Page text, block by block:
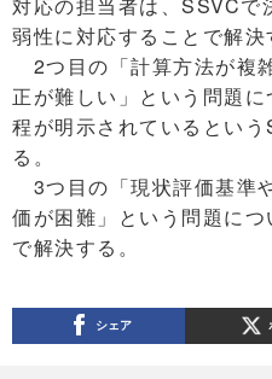
弱性に対応することで解決
2つ目の「計算方法が複
正が難しい」という問題
程が明示されているとい
る。
3つ目の「現状評価基準
価が困難」という問題に
で解決する。
シェア